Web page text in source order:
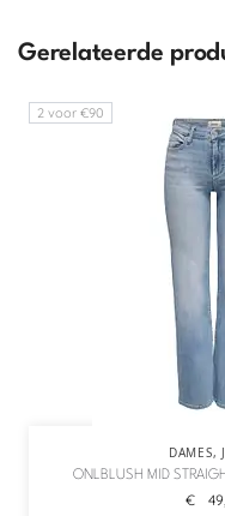
Gerelateerde
2 voor €90
DAMES,
ONLBLUSH MID
€